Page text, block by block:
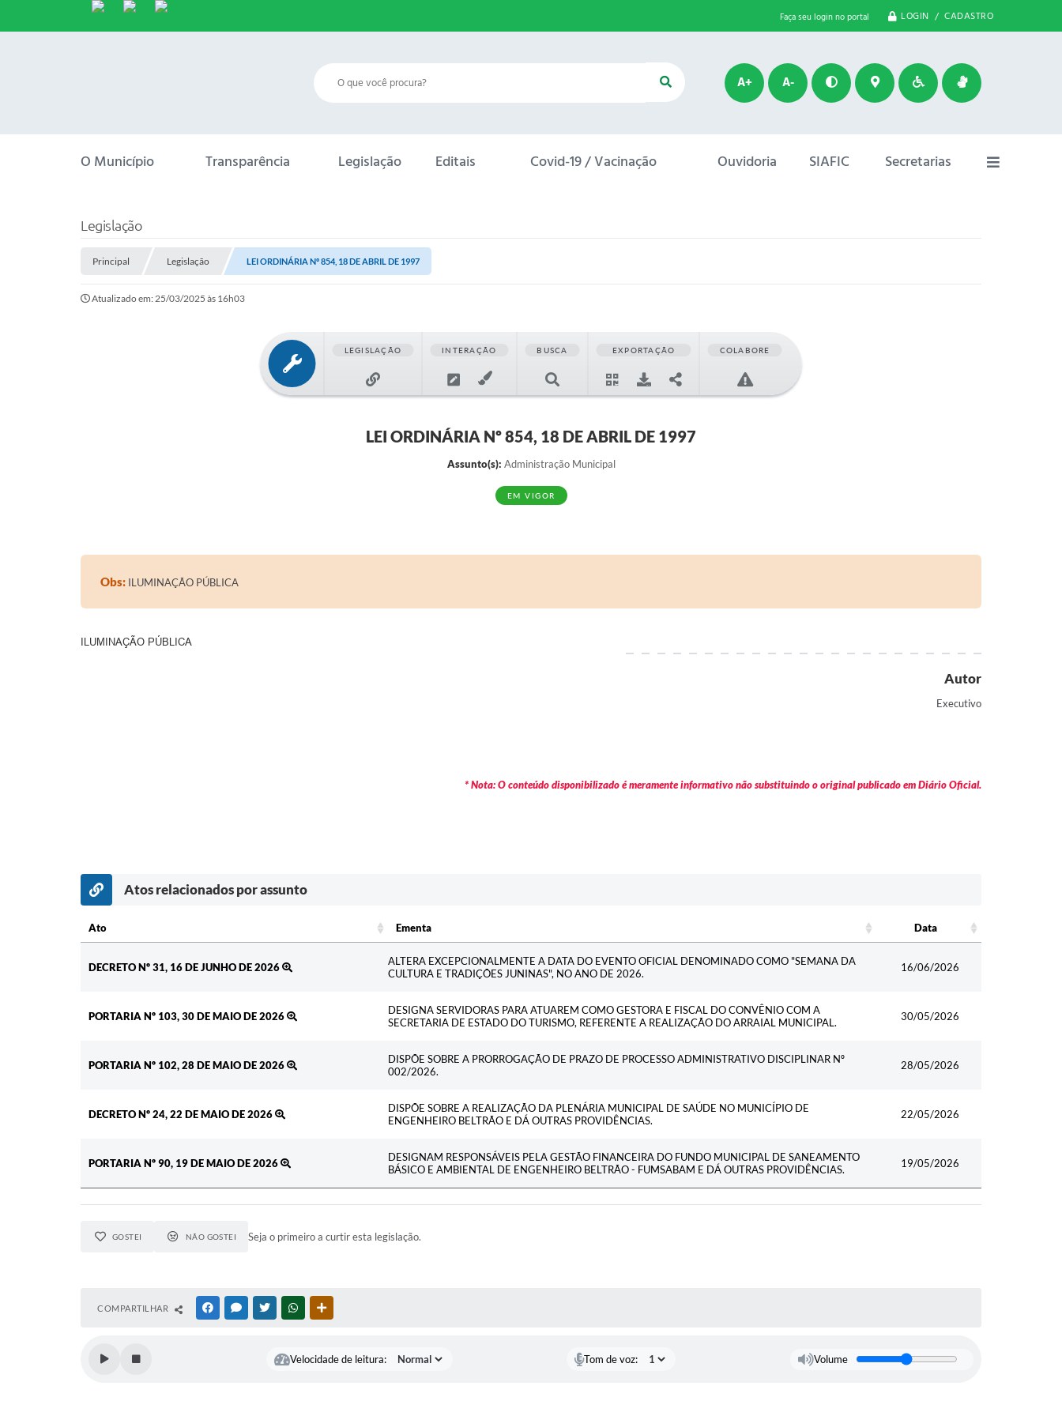
Faça seu login no portal LOGIN / CADASTRO
A+ A-
O Município Transparência Legislação Editais Covid-19 / Vacinação Ouvidoria SIAFIC Secretarias
Legislação
Principal Legislação LEI ORDINÁRIA Nº 854, 18 DE ABRIL DE 1997
Atualizado em: 25/03/2025 às 16h03
LEGISLAÇÃO INTERAÇÃO BUSCA EXPORTAÇÃO COLABORE
LEI ORDINÁRIA Nº 854, 18 DE ABRIL DE 1997
Assunto(s): Administração Municipal
EM VIGOR
Obs: ILUMINAÇÃO PÚBLICA
ILUMINAÇÃO PÚBLICA
Autor
Executivo
* Nota: O conteúdo disponibilizado é meramente informativo não substituindo o original publicado em Diário Oficial.
Atos relacionados por assunto
Ato Ementa
Data
DECRETO Nº 31, 16 DE JUNHO DE 2026
ALTERA EXCEPCIONALMENTE A DATA DO EVENTO OFICIAL DENOMINADO COMO "SEMANA DA
CULTURA E TRADIÇÕES JUNINAS", NO ANO DE 2026.
16/06/2026
PORTARIA Nº 103, 30 DE MAIO DE 2026
DESIGNA SERVIDORAS PARA ATUAREM COMO GESTORA E FISCAL DO CONVÊNIO COM A
SECRETARIA DE ESTADO DO TURISMO, REFERENTE A REALIZAÇÃO DO ARRAIAL MUNICIPAL.
30/05/2026
PORTARIA Nº 102, 28 DE MAIO DE 2026
DISPÕE SOBRE A PRORROGAÇÃO DE PRAZO DE PROCESSO ADMINISTRATIVO DISCIPLINAR Nº
002/2026.
28/05/2026
DECRETO Nº 24, 22 DE MAIO DE 2026
DISPÕE SOBRE A REALIZAÇÃO DA PLENÁRIA MUNICIPAL DE SAÚDE NO MUNICÍPIO DE
ENGENHEIRO BELTRÃO E DÁ OUTRAS PROVIDÊNCIAS.
22/05/2026
PORTARIA Nº 90, 19 DE MAIO DE 2026
DESIGNAM RESPONSÁVEIS PELA GESTÃO FINANCEIRA DO FUNDO MUNICIPAL DE SANEAMENTO
BÁSICO E AMBIENTAL DE ENGENHEIRO BELTRÃO - FUMSABAM E DÁ OUTRAS PROVIDÊNCIAS.
19/05/2026
GOSTEI NÃO GOSTEI Seja o primeiro a curtir esta legislação.
COMPARTILHAR FACEBOOKMESSENGER
TWITTERWHATSAPP
Velocidade de leitura: Tom de voz: Volume